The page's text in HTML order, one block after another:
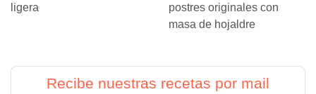
ligera
postres originales con
masa de hojaldre
Recibe nuestras recetas por mail